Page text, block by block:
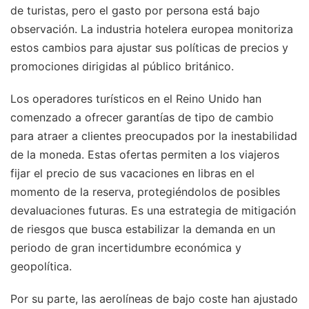
de turistas, pero el gasto por persona está bajo
observación. La industria hotelera europea monitoriza
estos cambios para ajustar sus políticas de precios y
promociones dirigidas al público británico.
Los operadores turísticos en el Reino Unido han
comenzado a ofrecer garantías de tipo de cambio
para atraer a clientes preocupados por la inestabilidad
de la moneda. Estas ofertas permiten a los viajeros
fijar el precio de sus vacaciones en libras en el
momento de la reserva, protegiéndolos de posibles
devaluaciones futuras. Es una estrategia de mitigación
de riesgos que busca estabilizar la demanda en un
periodo de gran incertidumbre económica y
geopolítica.
Por su parte, las aerolíneas de bajo coste han ajustado